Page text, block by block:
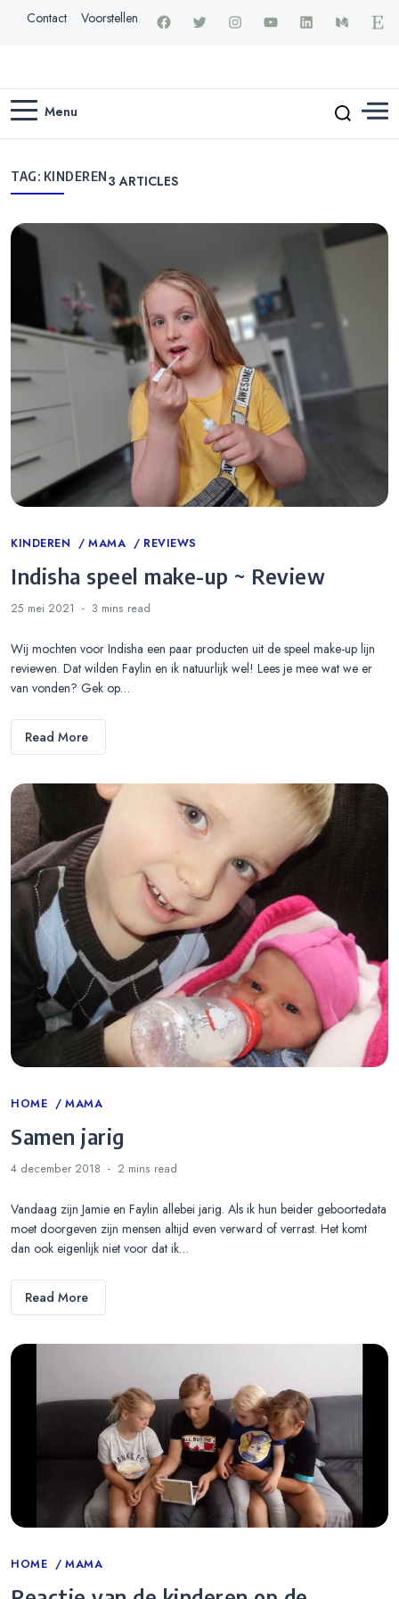
Contact Voorstellen
Menu
TAG: KINDEREN3 ARTICLES
Categories
KINDEREN MAMA REVIEWS
Indisha speel make-up ~ Review
25 mei 2021 3 mins read
Wij mochten voor Indisha een paar producten uit de speel make-up lijn
reviewen. Dat wilden Faylin en ik natuurlijk wel! Lees je mee wat we er
van vonden? Gek op…
Read More
Categories
HOME MAMA
Samen jarig
4 december 2018 2 mins read
Vandaag zijn Jamie en Faylin allebei jarig. Als ik hun beider geboortedata
moet doorgeven zijn mensen altijd even verward of verrast. Het komt
dan ook eigenlijk niet voor dat ik…
Read More
Categories
HOME MAMA